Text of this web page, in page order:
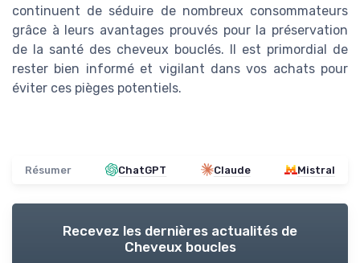
continuent de séduire de nombreux consommateurs
grâce à leurs avantages prouvés pour la préservation
de la santé des cheveux bouclés. Il est primordial de
rester bien informé et vigilant dans vos achats pour
éviter ces pièges potentiels.
Résumer ChatGPT Claude Mistral
Recevez les dernières actualités de
Cheveux boucles